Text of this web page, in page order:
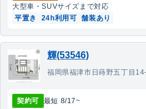
大型車・SUVサイズまで対応
平置き
24h利用可 舗装あり
輝(53546)
福岡県福津市日蒔野五丁目
契約可 最短 8/17~